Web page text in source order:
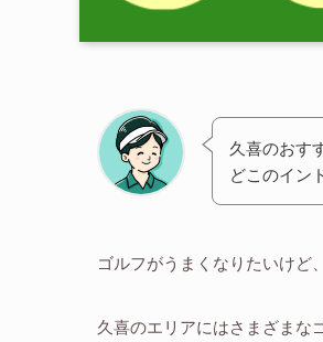
久喜のおす
どこのイン
ゴルフがうまくなりたいけど
久喜のエリアにはさまざまな